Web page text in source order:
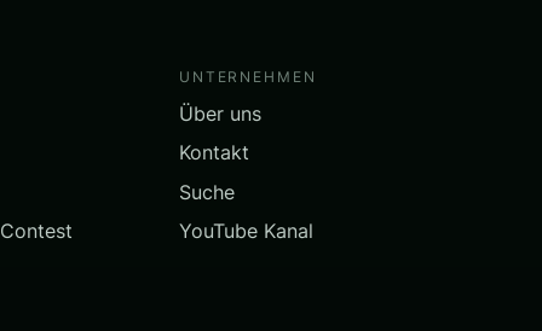
UNTERNEHMEN
Über uns
Kontakt
Suche
YouTube Kanal